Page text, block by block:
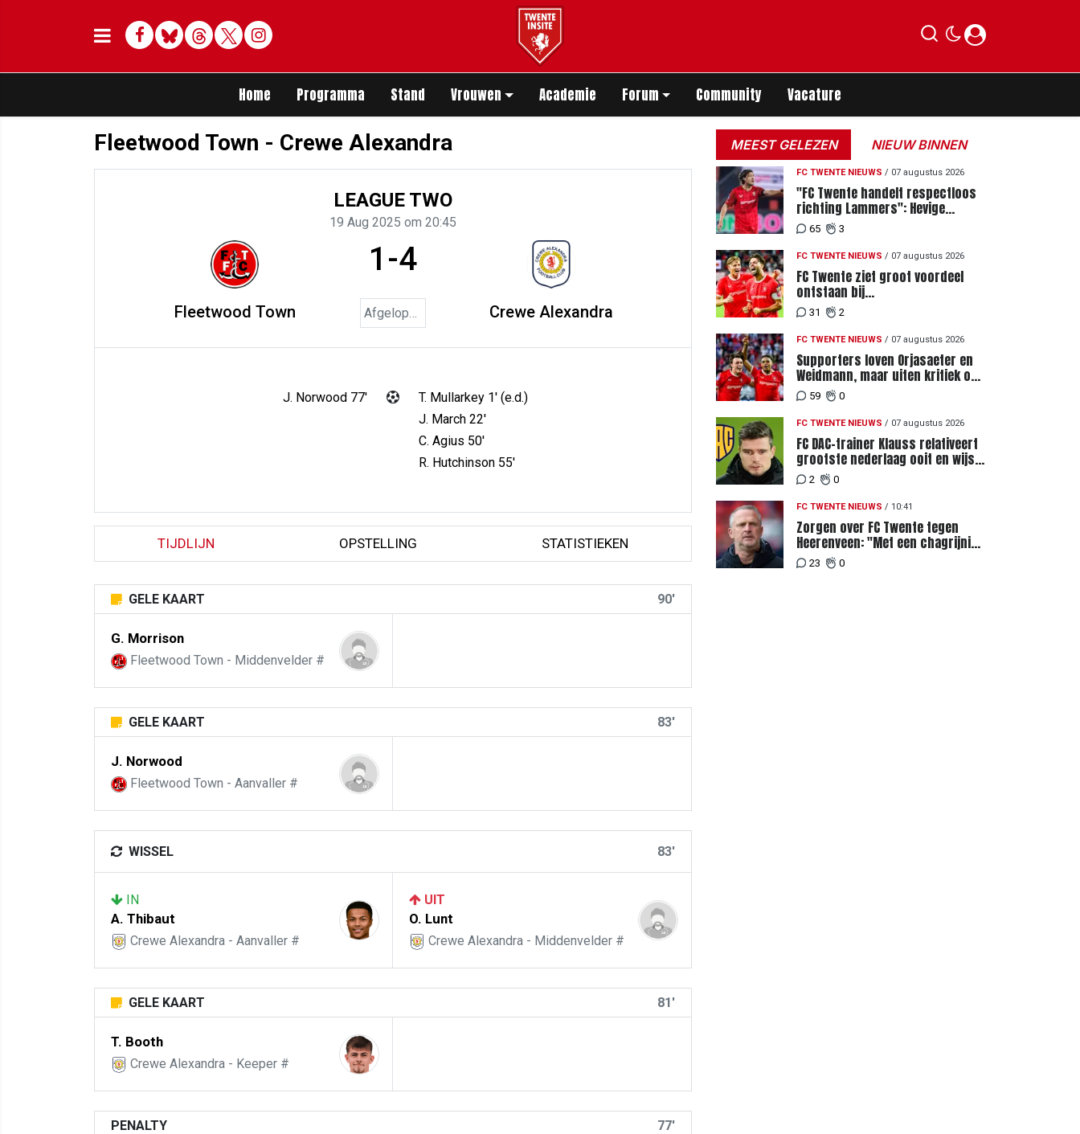
Facebook
BlueskyThreadsTwitterDelen op Whatsapp
Home Programma Stand Vrouwen Academie Forum Community Vacature
Fleetwood Town - Crewe Alexandra
LEAGUE TWO
19 Aug 2025 om 20:45
Fleetwood Town
1-4
Crewe Alexandra
J. Norwood 77'
T. Mullarkey 1' (e.d.)
J. March 22'
C. Agius 50'
R. Hutchinson 55'
TIJDLIJN OPSTELLING STATISTIEKEN
GELE KAART 90'
G. Morrison
Fleetwood Town - Middenvelder #
GELE KAART 83'
J. Norwood
Fleetwood Town - Aanvaller #
WISSEL 83'
IN
A. Thibaut
Crewe Alexandra - Aanvaller #
UIT
O. Lunt
Crewe Alexandra - Middenvelder #
GELE KAART 81'
T. Booth
Crewe Alexandra - Keeper #
PENALTY 77'
MEEST GELEZEN NIEUW BINNEN
FC TWENTE NIEUWS / 07 augustus 2026
"FC Twente handelt respectloos
richting Lammers": Hevige
discussie rondom degradatie tot
derde spits
65 3
FC TWENTE NIEUWS / 07 augustus 2026
FC Twente ziet groot voordeel
ontstaan bij
Eredivisiewedstrijden tegen
Heerenveen en PEC Zwolle
31 2
FC TWENTE NIEUWS / 07 augustus 2026
Supporters loven Orjasaeter en
Weidmann, maar uiten kritiek op
Weghorst na ruime zege op FC
DAC
59 0
FC TWENTE NIEUWS / 07 augustus 2026
FC DAC-trainer Klauss relativeert
grootste nederlaag ooit en wijst
naar verschil in selectiewaarden
2 0
FC TWENTE NIEUWS / 10:41
Zorgen over FC Twente tegen
Heerenveen: "Met een chagrijnig
gevoel richting Slowakije"
23 0